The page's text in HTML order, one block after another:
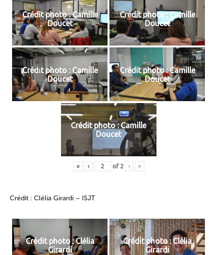
Crédit photo : Camille
Doucet
Crédit photo : Camille
Doucet
Crédit photo : Camille
Doucet
Crédit photo : Camille
Doucet
Crédit photo : Camille
Doucet
« ‹ of 2 › »
Crédit : Clélia Girardi – ISJT
Crédit photo : Clélia
Girardi
Crédit photo : Clélia
Girardi